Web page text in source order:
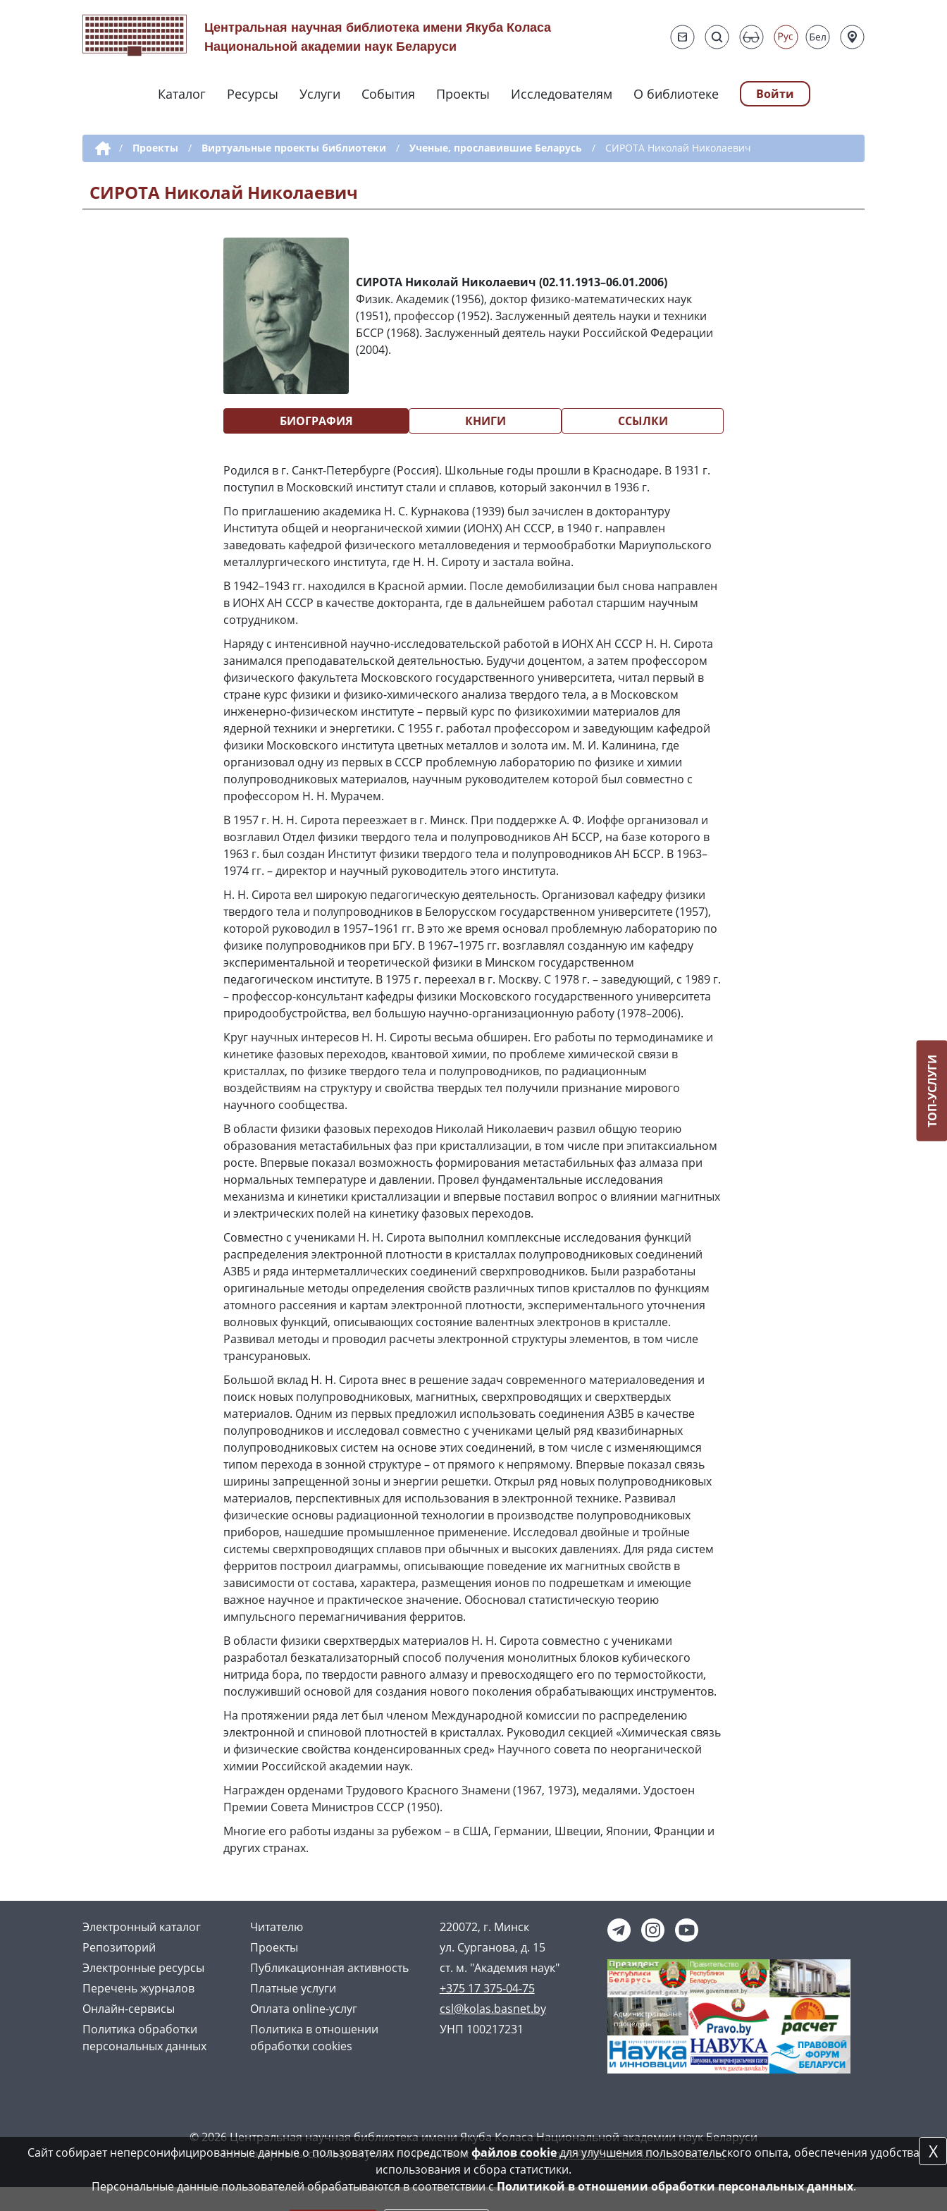
Центральная научная библиотека имени Якуба Коласа
Национальной академии наук Беларуси
Навигация по сайту
Каталог Ресурсы Услуги События Проекты Исследователям О библиотеке Войти
Дополнительная навигация
/ Проекты / Виртуальные проекты библиотеки / Ученые, прославившие Беларусь / СИРОТА Николай Николаевич
СИРОТА Николай Николаевич
СИРОТА Николай Николаевич (02.11.1913–06.01.2006)
Физик. Академик (1956), доктор физико-математических наук
(1951), профессор (1952). Заслуженный деятель науки и техники
БССР (1968). Заслуженный деятель науки Российской Федерации
(2004).
БИОГРАФИЯ КНИГИ ССЫЛКИ
Родился в г. Санкт-Петербурге (Россия). Школьные годы прошли в Краснодаре. В 1931 г.
поступил в Московский институт стали и сплавов, который закончил в 1936 г.
По приглашению академика Н. С. Курнакова (1939) был зачислен в докторантуру
Института общей и неорганической химии (ИОНХ) АН СССР, в 1940 г. направлен
заведовать кафедрой физического металловедения и термообработки Мариупольского
металлургического института, где Н. Н. Сироту и застала война.
В 1942–1943 гг. находился в Красной армии. После демобилизации был снова направлен
в ИОНХ АН СССР в качестве докторанта, где в дальнейшем работал старшим научным
сотрудником.
Наряду с интенсивной научно-исследовательской работой в ИОНХ АН СССР Н. Н. Сирота
занимался преподавательской деятельностью. Будучи доцентом, а затем профессором
физического факультета Московского государственного университета, читал первый в
стране курс физики и физико-химического анализа твердого тела, а в Московском
инженерно-физическом институте – первый курс по физикохимии материалов для
ядерной техники и энергетики. С 1955 г. работал профессором и заведующим кафедрой
физики Московского института цветных металлов и золота им. М. И. Калинина, где
организовал одну из первых в СССР проблемную лабораторию по физике и химии
полупроводниковых материалов, научным руководителем которой был совместно с
профессором Н. Н. Мурачем.
В 1957 г. Н. Н. Сирота переезжает в г. Минск. При поддержке А. Ф. Иоффе организовал и
возглавил Отдел физики твердого тела и полупроводников АН БССР, на базе которого в
1963 г. был создан Институт физики твердого тела и полупроводников АН БССР. В 1963–
1974 гг. – директор и научный руководитель этого института.
Н. Н. Сирота вел широкую педагогическую деятельность. Организовал кафедру физики
твердого тела и полупроводников в Белорусском государственном университете (1957),
которой руководил в 1957–1961 гг. В это же время основал проблемную лабораторию по
физике полупроводников при БГУ. В 1967–1975 гг. возглавлял созданную им кафедру
экспериментальной и теоретической физики в Минском государственном
педагогическом институте. В 1975 г. переехал в г. Москву. С 1978 г. – заведующий, с 1989 г.
– профессор-консультант кафедры физики Московского государственного университета
природообустройства, вел большую научно-организационную работу (1978–2006).
Круг научных интересов Н. Н. Сироты весьма обширен. Его работы по термодинамике и
кинетике фазовых переходов, квантовой химии, по проблеме химической связи в
кристаллах, по физике твердого тела и полупроводников, по радиационным
воздействиям на структуру и свойства твердых тел получили признание мирового
научного сообщества.
В области физики фазовых переходов Николай Николаевич развил общую теорию
образования метастабильных фаз при кристаллизации, в том числе при эпитаксиальном
росте. Впервые показал возможность формирования метастабильных фаз алмаза при
нормальных температуре и давлении. Провел фундаментальные исследования
механизма и кинетики кристаллизации и впервые поставил вопрос о влиянии магнитных
и электрических полей на кинетику фазовых переходов.
Совместно с учениками Н. Н. Сирота выполнил комплексные исследования функций
распределения электронной плотности в кристаллах полупроводниковых соединений
А3В5 и ряда интерметаллических соединений сверхпроводников. Были разработаны
оригинальные методы определения свойств различных типов кристаллов по функциям
атомного рассеяния и картам электронной плотности, экспериментального уточнения
волновых функций, описывающих состояние валентных электронов в кристалле.
Развивал методы и проводил расчеты электронной структуры элементов, в том числе
трансурановых.
Большой вклад Н. Н. Сирота внес в решение задач современного материаловедения и
поиск новых полупроводниковых, магнитных, сверхпроводящих и сверхтвердых
материалов. Одним из первых предложил использовать соединения А3В5 в качестве
полупроводников и исследовал совместно с учениками целый ряд квазибинарных
полупроводниковых систем на основе этих соединений, в том числе с изменяющимся
типом перехода в зонной структуре – от прямого к непрямому. Впервые показал связь
ширины запрещенной зоны и энергии решетки. Открыл ряд новых полупроводниковых
материалов, перспективных для использования в электронной технике. Развивал
физические основы радиационной технологии в производстве полупроводниковых
приборов, нашедшие промышленное применение. Исследовал двойные и тройные
системы сверхпроводящих сплавов при обычных и высоких давлениях. Для ряда систем
ферритов построил диаграммы, описывающие поведение их магнитных свойств в
зависимости от состава, характера, размещения ионов по подрешеткам и имеющие
важное научное и практическое значение. Обосновал статистическую теорию
импульсного перемагничивания ферритов.
В области физики сверхтвердых материалов Н. Н. Сирота совместно с учениками
разработал безкатализаторный способ получения монолитных блоков кубического
нитрида бора, по твердости равного алмазу и превосходящего его по термостойкости,
послуживший основой для создания нового поколения обрабатывающих инструментов.
На протяжении ряда лет был членом Международной комиссии по распределению
электронной и спиновой плотностей в кристаллах. Руководил секцией «Химическая связь
и физические свойства конденсированных сред» Научного совета по неорганической
химии Российской академии наук.
Награжден орденами Трудового Красного Знамени (1967, 1973), медалями. Удостоен
Премии Совета Министров СССР (1950).
Многие его работы изданы за рубежом – в США, Германии, Швеции, Японии, Франции и
других странах.
Электронный каталог
Читателю
Репозиторий
Проекты
Электронные ресурсы
Публикационная активность
Перечень журналов
Платные услуги
Онлайн-сервисы
Оплата online-услуг
Политика обработки
персональных данных
Политика в отношении
обработки cookies
220072, г. Минск
ул. Сурганова, д. 15
ст. м. "Академия наук"
+375 17 375-04-75
csl@kolas.basnet.by
УНП 100217231
© 2026 Центральная научная библиотека имени Якуба Коласа Национальной академии наук Беларуси
Все материалы сайта доступны по лицензии:Creative Commons Attribution 4.0 International
ТОП-УСЛУГИ
Сайт собирает неперсонифицированные данные о пользователях посредствомфайлов cookieдля улучшения пользовательского опыта, обеспечения удобства
использования и сбора статистики.
Персональные данные пользователей обрабатываются в соответствии сПолитикой в отношении обработки персональных данных.
X